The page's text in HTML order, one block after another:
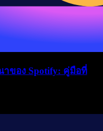
าของ Spotify: คู่มือที่